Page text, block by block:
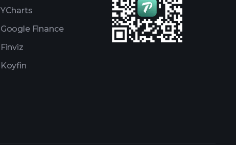
YCharts
Google Finance
Finviz
Koyfin